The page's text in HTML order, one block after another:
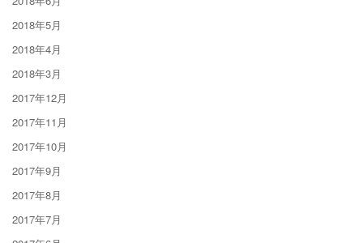
2018年5月
2018年4月
2018年3月
2017年12月
2017年11月
2017年10月
2017年9月
2017年8月
2017年7月